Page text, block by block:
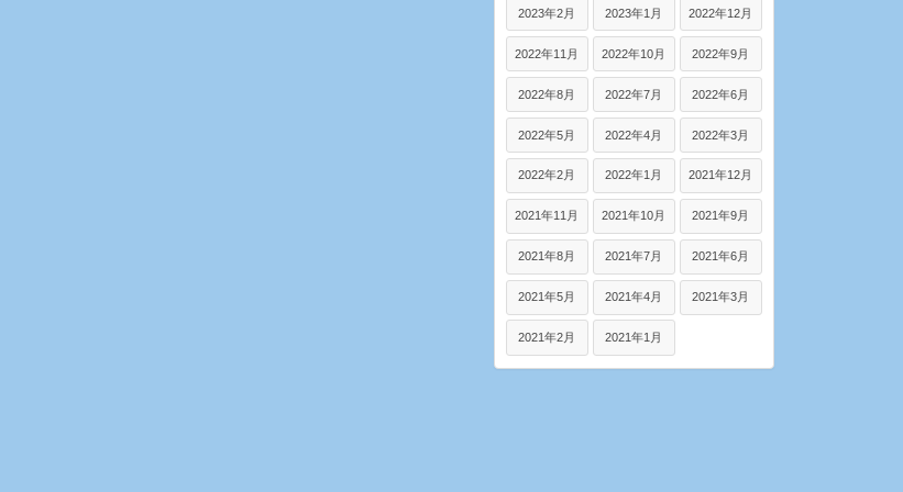
2023年2月 2023年1月 2022年12月
2022年11月 2022年10月 2022年9月
2022年8月 2022年7月 2022年6月
2022年5月 2022年4月 2022年3月
2022年2月 2022年1月 2021年12月
2021年11月 2021年10月 2021年9月
2021年8月 2021年7月 2021年6月
2021年5月 2021年4月 2021年3月
2021年2月 2021年1月